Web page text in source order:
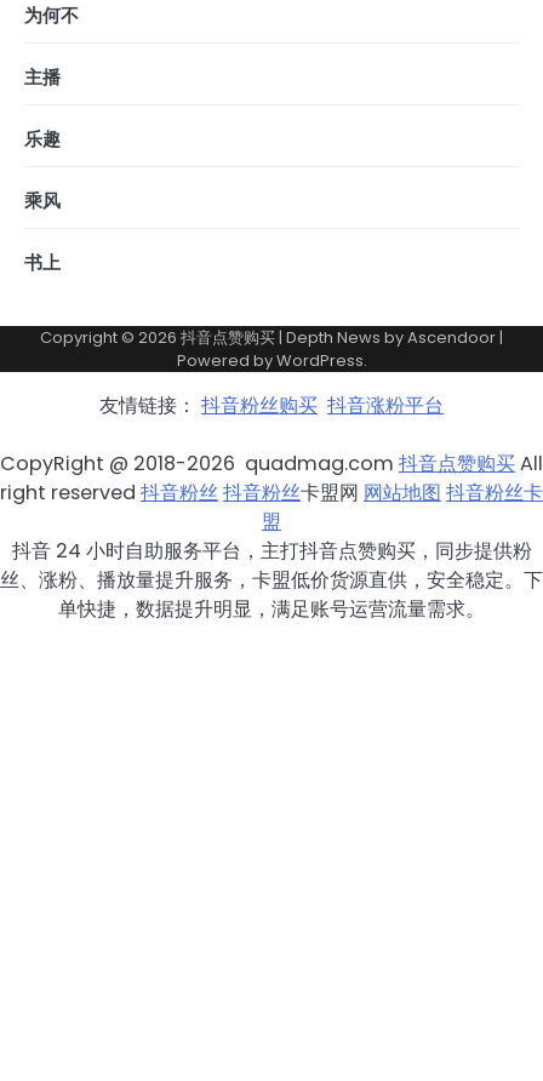
为何不
主播
乐趣
乘风
书上
Copyright © 2026 抖音点赞购买| Depth News byAscendoor|
Powered byWordPress.
友情链接： 抖音粉丝购买 抖音涨粉平台
CopyRight @ 2018-2026 quadmag.com 抖音点赞购买All
right reserved 抖音粉丝抖音粉丝卡盟网 网站地图 抖音粉丝卡
盟
抖音 24 小时自助服务平台，主打抖音点赞购买，同步提供粉
丝、涨粉、播放量提升服务，卡盟低价货源直供，安全稳定。下
单快捷，数据提升明显，满足账号运营流量需求。